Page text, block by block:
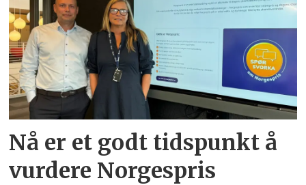
Nå er et godt tidspunkt å
vurdere Norgespris